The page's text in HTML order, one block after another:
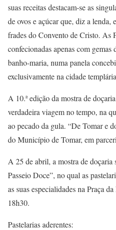
suas receitas destacam-se as
de ovos e açúcar que, diz a lenda,
frades do Convento de Cristo. As
confecionadas apenas com gemas
banho-maria, numa panela
exclusivamente na cidade
A 10.ª edição da mostra de
verdadeira viagem no tempo, na
ao pecado da gula. “De Tomar e
do Município de Tomar, em
A 25 de abril, a mostra de doçaria
Passeio Doce”, no qual as
as suas especialidades na Praça
18h30.
Pastelarias aderentes: